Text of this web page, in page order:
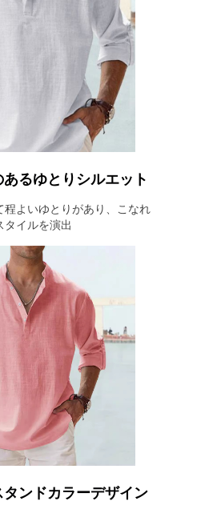
あるゆとりシルエット
程よいゆとりがあり、こなれ
タイルを演出
ンドカラーデザイン